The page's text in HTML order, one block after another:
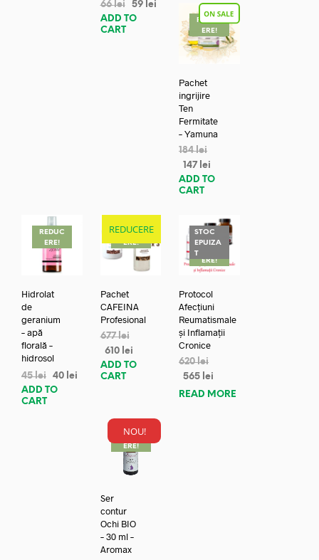
66lei 59 lei
ADD TO
CART
REDUC
ERE!
Pachet
ingrijire
Ten
Fermitate
– Yamuna
184lei
147 lei
ADD TO
CART
REDUC
ERE!
Hidrolat
de
geranium
– apă
florală –
hidrosol
45lei 40 lei
ADD TO
CART
REDUCERE
REDUC
ERE!
Pachet
CAFEINA
Profesional
677lei
610 lei
ADD TO
CART
STOC
EPUIZA
TREDUC
ERE!
Protocol
Afecțiuni
Reumatismale
și Inflamații
Cronice
620lei
565 lei
READ MORE
NOU!
REDUC
ERE!
Ser
contur
Ochi BIO
– 30 ml –
Aromax